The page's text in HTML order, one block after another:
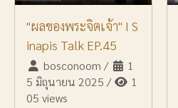
"ผลของพระจิตเจ้า" I S
inapis Talk EP.45
bosconoom /
1
5 มิถุนายน 2025 /
1
05 views